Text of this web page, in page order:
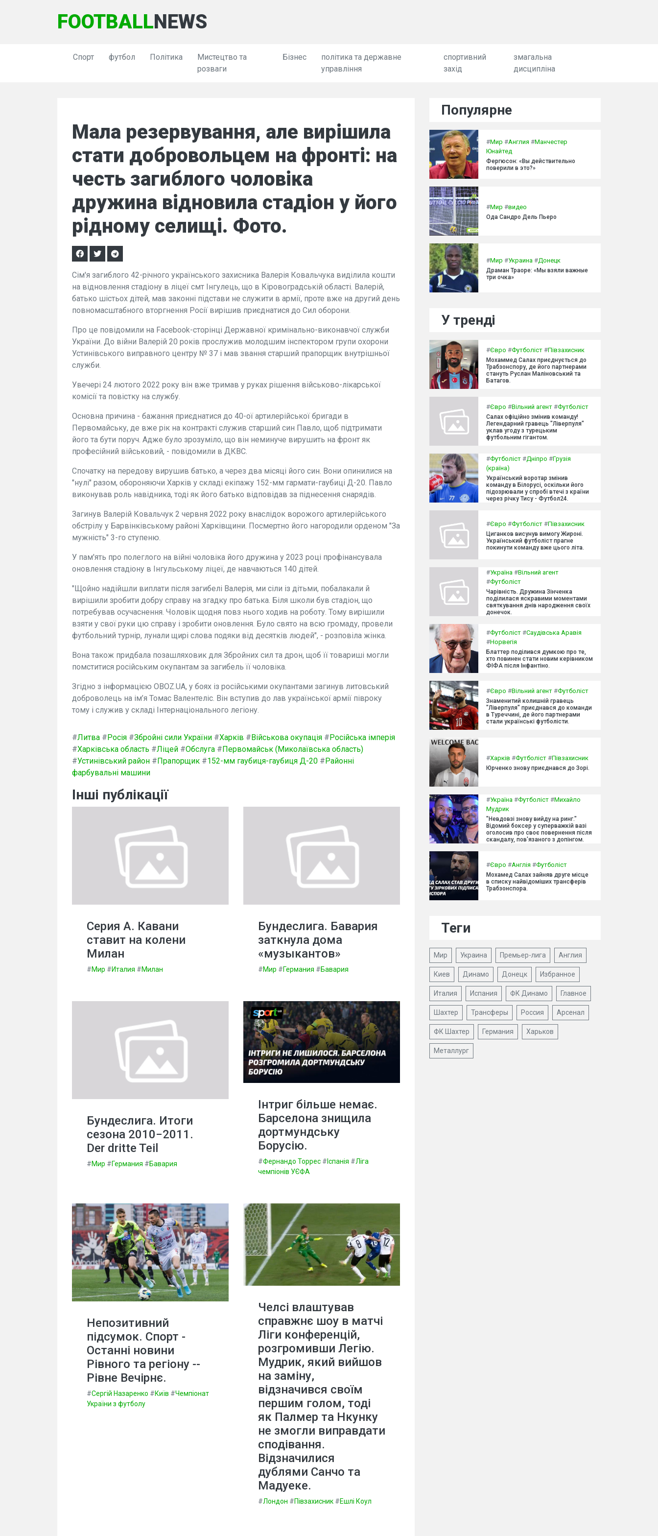
FOOTBALLNEWS
Спорт футбол Політика
Мистецтво та
розваги
Бізнес
політика та державне
управління
спортивний
захід
змагальна
дисципліна
Мала резервування, але вирішила
стати добровольцем на фронті: на
честь загиблого чоловіка
дружина відновила стадіон у його
рідному селищі. Фото.
Сім'я загиблого 42-річного українського захисника Валерія Ковальчука виділила кошти
на відновлення стадіону в ліцеї смт Інгулець, що в Кіровоградській області. Валерій,
батько шістьох дітей, мав законні підстави не служити в армії, проте вже на другий день
повномасштабного вторгнення Росії вирішив приєднатися до Сил оборони.
Про це повідомили на Facebook-сторінці Державної кримінально-виконавчої служби
України. До війни Валерій 20 років прослужив молодшим інспектором групи охорони
Устинівського виправного центру № 37 і мав звання старший прапорщик внутрішньої
служби.
Увечері 24 лютого 2022 року він вже тримав у руках рішення військово-лікарської
комісії та повістку на службу.
Основна причина - бажання приєднатися до 40-ої артилерійської бригади в
Первомайську, де вже рік на контракті служив старший син Павло, щоб підтримати
його та бути поруч. Адже було зрозуміло, що він неминуче вирушить на фронт як
професійний військовий, - повідомили в ДКВС.
Спочатку на передову вирушив батько, а через два місяці його син. Вони опинилися на
"нулі" разом, обороняючи Харків у складі екіпажу 152-мм гармати-гаубиці Д-20. Павло
виконував роль навідника, тоді як його батько відповідав за піднесення снарядів.
Загинув Валерій Ковальчук 2 червня 2022 року внаслідок ворожого артилерійського
обстрілу у Барвінківському районі Харківщини. Посмертно його нагородили орденом "За
мужність" 3-го ступеню.
У пам'ять про полеглого на війні чоловіка його дружина у 2023 році профінансувала
оновлення стадіону в Інгульському ліцеї, де навчаються 140 дітей.
"Щойно надійшли виплати після загибелі Валерія, ми сіли із дітьми, побалакали й
вирішили зробити добру справу на згадку про батька. Біля школи був стадіон, що
потребував осучаснення. Чоловік щодня повз нього ходив на роботу. Тому вирішили
взяти у свої руки цю справу і зробити оновлення. Було свято на всю громаду, провели
футбольний турнір, лунали щирі слова подяки від десятків людей", - розповіла жінка.
Вона також придбала позашляховик для Збройних сил та дрон, щоб її товариші могли
помститися російським окупантам за загибель її чоловіка.
Згідно з інформацією OBOZ.UA, у боях із російськими окупантами загинув литовський
доброволець на ім’я Томас Валентеліс. Він вступив до лав української армії півроку
тому і служив у складі Інтернаціонального легіону.
#Литва #Росія #Збройні сили України #Харків #Військова окупація #Російська імперія
#Харківська область #Ліцей #Обслуга #Первомайськ (Миколаївська область)
#Устинівський район #Прапорщик #152-мм гаубиця-гаубиця Д-20 #Районні
фарбувальні машини
Інші публікації
Серия А. Кавани
ставит на колени
Милан
#Мир #Италия #Милан
Бундеслига. Бавария
заткнула дома
«музыкантов»
#Мир #Германия #Бавария
Бундеслига. Итоги
сезона 2010−2011.
Der dritte Teil
#Мир #Германия #Бавария
Інтриг більше немає.
Барселона знищила
дортмундську
Борусію.
#Фернандо Торрес # Іспанія #Ліга
чемпіонів УЄФА
Непозитивний
підсумок. Спорт -
Останні новини
Рівного та регіону --
Рівне Вечірнє.
#Сергій Назаренко #Київ #Чемпіонат
України з футболу
Челсі влаштував
справжнє шоу в матчі
Ліги конференцій,
розгромивши Легію.
Мудрик, який вийшов
на заміну,
відзначився своїм
першим голом, тоді
як Палмер та Нкунку
не змогли виправдати
сподівання.
Відзначилися
дублями Санчо та
Мадуеке.
#Лондон #Півзахисник #Ешлі Коул
Популярне
#Мир #Англия #Манчестер
Юнайтед
Фергюсон: «Вы действительно
поверили в это?»
#Мир #видео
Ода Сандро Дель Пьеро
#Мир #Украина #Донецк
Драман Траоре: «Мы взяли важные
три очка»
У тренді
#Євро #Футболіст #Півзахисник
Мохаммед Салах приєднується до
Трабзонспору, де його партнерами
стануть Руслан Маліновський та
Батагов.
#Євро #Вільний агент #Футболіст
Салах офіційно змінив команду!
Легендарний гравець "Ліверпуля"
уклав угоду з турецьким
футбольним гігантом.
#Футболіст #Дніпро #Грузія
(країна)
Український воротар змінив
команду в Білорусі, оскільки його
підозрювали у спробі втечі з країни
через річку Тису - Футбол24.
#Євро #Футболіст #Півзахисник
Циганков висунув вимогу Жироні.
Український футболіст прагне
покинути команду вже цього літа.
#Україна #Вільний агент
#Футболіст
Чарівність. Дружина Зінченка
поділилася яскравими моментами
святкування днів народження своїх
донечок.
#Футболіст #Саудівська Аравія
#Норвегія
Блаттер поділився думкою про те,
хто повинен стати новим керівником
ФІФА після Інфантіно.
#Євро #Вільний агент #Футболіст
Знаменитий колишній гравець
"Ліверпуля" приєднався до команди
в Туреччині, де його партнерами
стали українські футболісти.
#Харків #Футболіст #Півзахисник
Юрченко знову приєднався до Зорі.
#Україна #Футболіст #Михайло
Мудрик
"Невдовзі знову вийду на ринг."
Відомий боксер у суперважкій вазі
оголосив про своє повернення після
скандалу, пов'язаного з допінгом.
#Євро #Англія #Футболіст
Мохамед Салах зайняв друге місце
в списку найвідоміших трансферів
Трабзонспора.
Теги
Мир Украина Премьер-лига Англия
Киев Динамо Донецк Избранное
Италия Испания ФК Динамо Главное
Шахтер Трансферы Россия Арсенал
ФК Шахтер Германия Харьков
Металлург